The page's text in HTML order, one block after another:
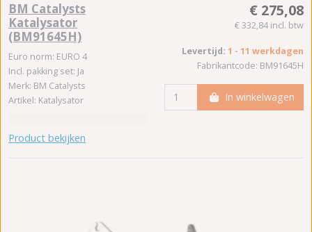
BM Catalysts
Katalysator
(BM91645H)
Euro norm: EURO 4
Incl. pakking set: Ja
Merk: BM Catalysts
Artikel: Katalysator
Product bekijken
€ 275,08
€ 332,84 incl. btw
Levertijd: 1 - 11 werkdagen
Fabrikantcode: BM91645H
In winkelwagen